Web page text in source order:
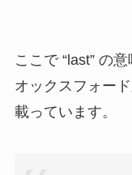
ここで “last” の
オックスフォー
載っています。